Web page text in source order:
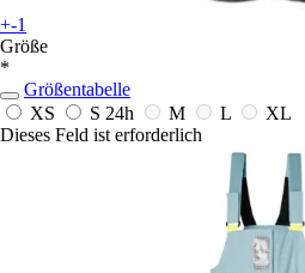
+-1
Größe
*
Größentabelle
XS
S 24h M L
XL
Dieses Feld ist erforderlich